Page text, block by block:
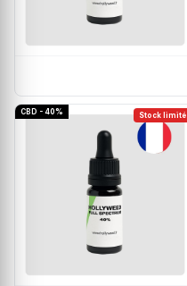
Stock limité
CBD - 40%